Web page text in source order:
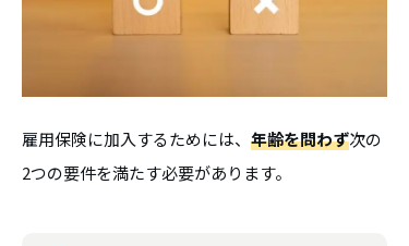
雇用保険に加入するためには、 年齢を問わず次の
2つの要件を満たす必要があります。